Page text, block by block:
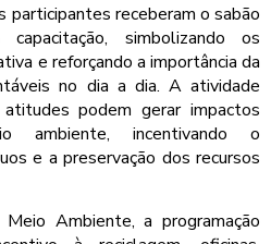
participantes receberam o sabão
simbolizando os
e reforçando a importância da
no dia a dia. A atividade
podem gerar impactos
ambiente, incentivando o
e a preservação dos recursos
Ambiente, a programação